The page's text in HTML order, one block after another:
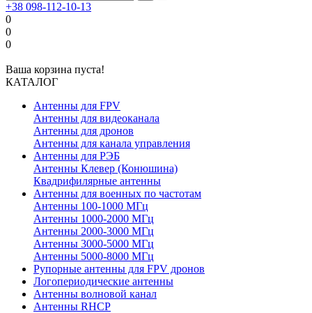
+38 098-112-10-13
0
0
0
Ваша корзина пуста!
КАТАЛОГ
Антенны для FPV
Антенны для видеоканала
Антенны для дронов
Антенны для канала управления
Антенны для РЭБ
Антенны Клевер (Конюшина)
Квадрифилярные антенны
Антенны для военных по частотам
Антенны 100-1000 МГц
Антенны 1000-2000 МГц
Антенны 2000-3000 МГц
Антенны 3000-5000 МГц
Антенны 5000-8000 МГц
Рупорные антенны для FPV дронов
Логопериодические антенны
Антенны волновой канал
Антенны RHCP